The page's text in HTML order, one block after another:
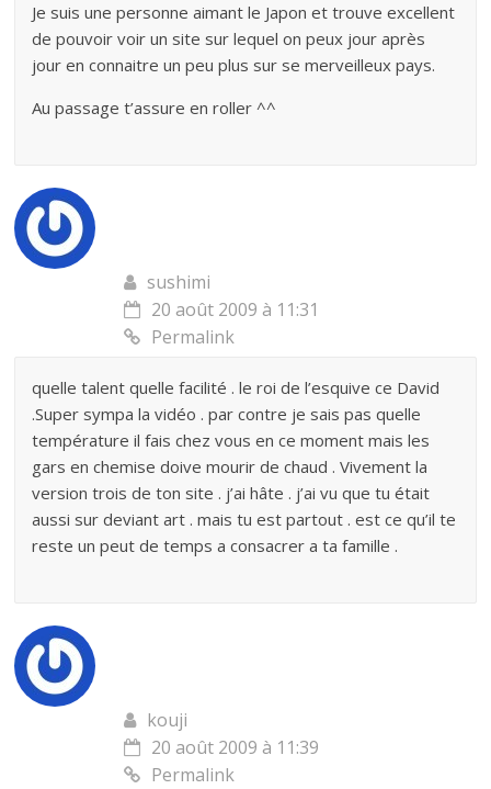
Je suis une personne aimant le Japon et trouve excellent
de pouvoir voir un site sur lequel on peux jour après
jour en connaitre un peu plus sur se merveilleux pays.
Au passage t’assure en roller ^^
sushimi
20 août 2009 à 11:31
Permalink
quelle talent quelle facilité . le roi de l’esquive ce David
.Super sympa la vidéo . par contre je sais pas quelle
température il fais chez vous en ce moment mais les
gars en chemise doive mourir de chaud . Vivement la
version trois de ton site . j’ai hâte . j’ai vu que tu était
aussi sur deviant art . mais tu est partout . est ce qu’il te
reste un peut de temps a consacrer a ta famille .
kouji
20 août 2009 à 11:39
Permalink